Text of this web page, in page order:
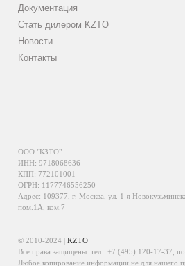
Документация
Стать дилером KZTO
Новости
Контакты
ООО "КЗТО"
ИНН: 9718068636
КПП: 772101001
ОГРН: 1177746556250
Адрес: 109377, г. Москва, ул. 1-я
пом.1А, ком.7
© 2010-2024 |KZTO
Все права защищены. тел.: +7 (495) 120-17-37 ,
Любое копирование информации не для нашего